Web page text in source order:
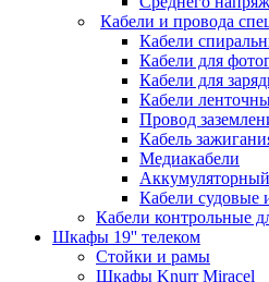
Кабели и провода
Кабели
Кабели для
Кабели для
Кабели
Провод
Кабель
Медиакабели
Кабели судовые
Кабели контрольные
Шкафы 19'' телеком
Стойки и рамы
Шкафы Knurr Miracel